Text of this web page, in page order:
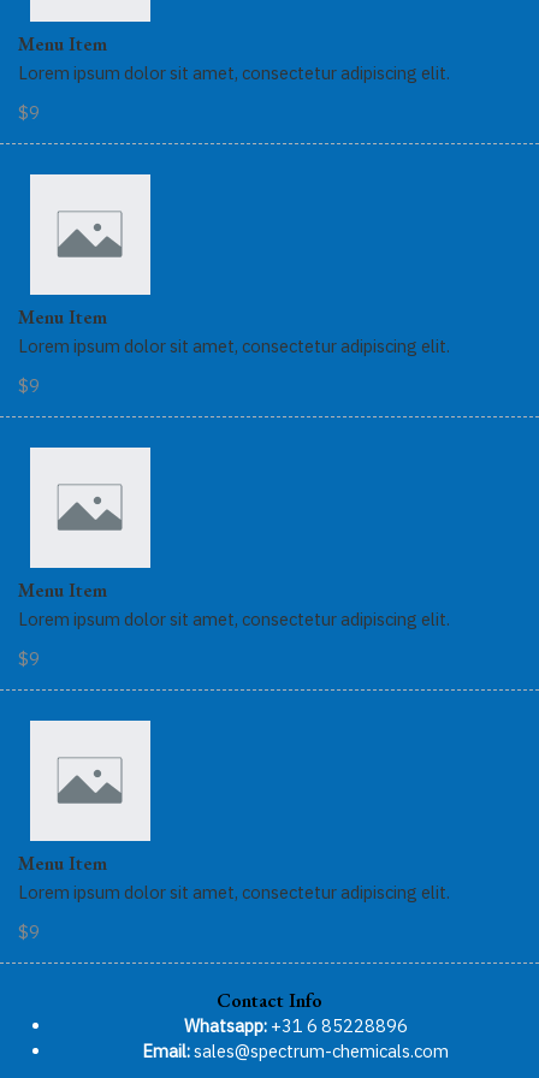
Menu Item
Lorem ipsum dolor sit amet, consectetur adipiscing elit.
$9
Menu Item
Lorem ipsum dolor sit amet, consectetur adipiscing elit.
$9
Menu Item
Lorem ipsum dolor sit amet, consectetur adipiscing elit.
$9
Menu Item
Lorem ipsum dolor sit amet, consectetur adipiscing elit.
$9
Contact Info
Whatsapp:+31 6 85228896
Email:sales@spectrum-chemicals.com